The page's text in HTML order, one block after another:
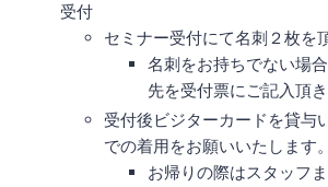
受付
セミナー受付にて名刺２枚を
名刺をお持ちでない場
先を受付票にご記入頂き
受付後ビジターカードを貸与
での着用をお願いいたします。
お帰りの際はスタッフ